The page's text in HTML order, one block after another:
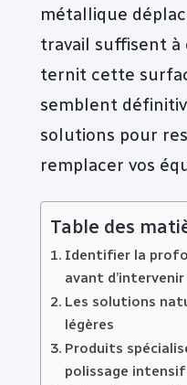
métallique
travail suffisent à
ternit cette
semblent
solutions pour
remplacer vos
Table des
Identifier la
avant d’intervenir
Les solutions
légères
Produits
polissage intensif